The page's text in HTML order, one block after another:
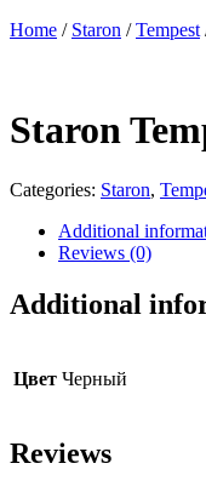
Home / Staron /Tempest
Staron
Categories: Staron,
Additional
Reviews (0)
Additional
Цвет Черный
Reviews